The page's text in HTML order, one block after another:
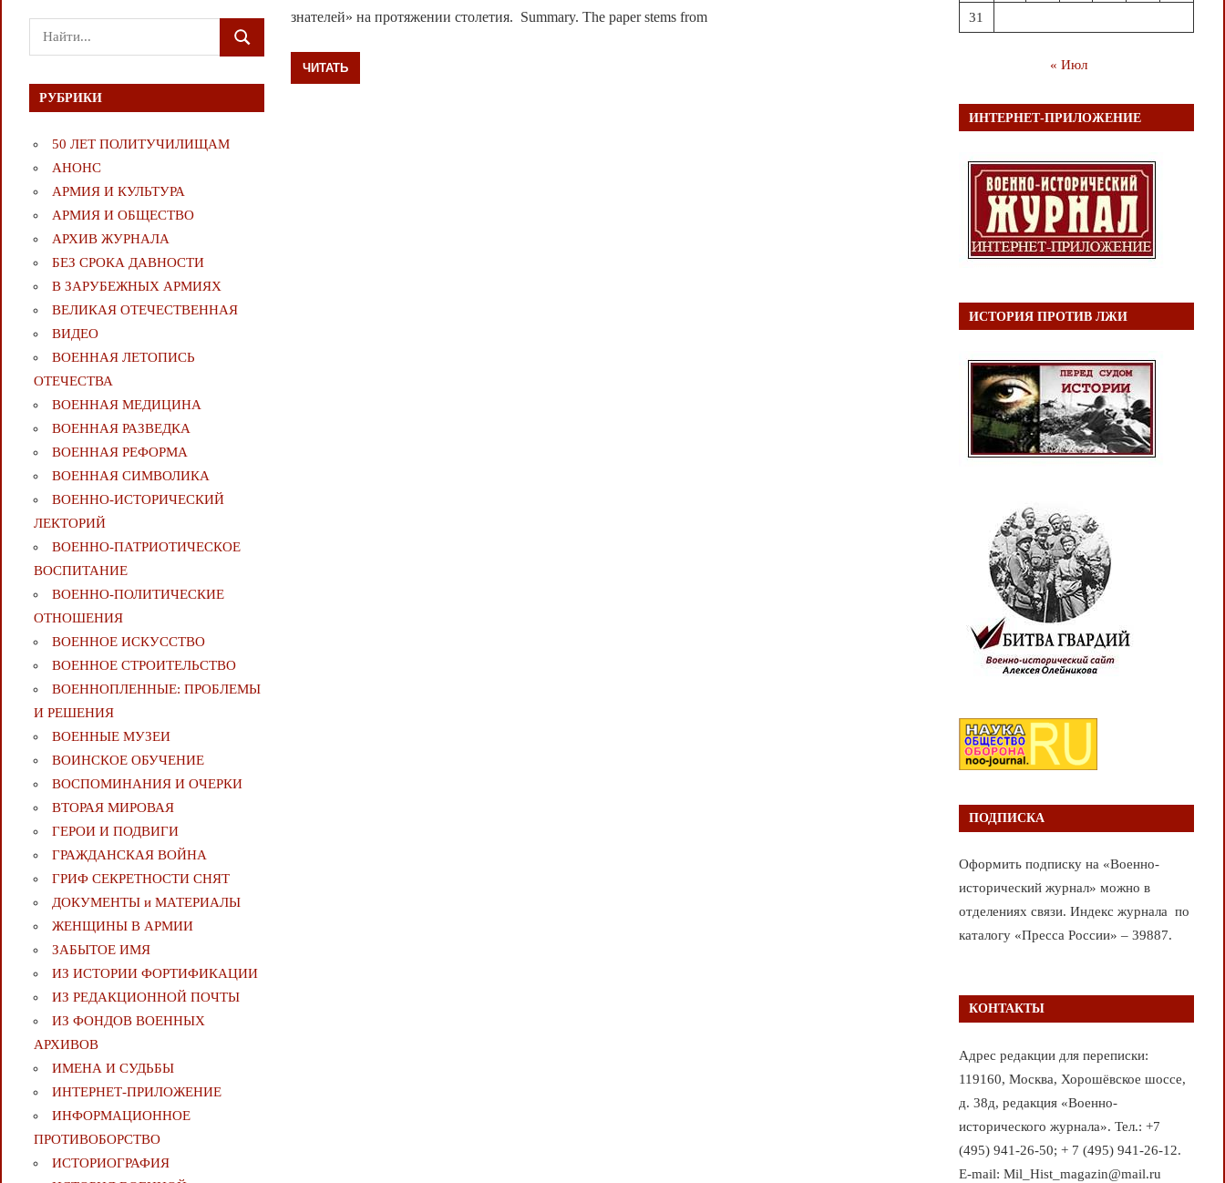
знателей» на протяжении столетия. Summary. The paper stems from
ЧИТАТЬ
Поиск
для:
ПОИСК
РУБРИКИ
50 ЛЕТ ПОЛИТУЧИЛИЩАМ
АНОНС
АРМИЯ И КУЛЬТУРА
АРМИЯ И ОБЩЕСТВО
АРХИВ ЖУРНАЛА
БЕЗ СРОКА ДАВНОСТИ
В ЗАРУБЕЖНЫХ АРМИЯХ
ВЕЛИКАЯ ОТЕЧЕСТВЕННАЯ
ВИДЕО
ВОЕННАЯ ЛЕТОПИСЬ
ОТЕЧЕСТВА
ВОЕННАЯ МЕДИЦИНА
ВОЕННАЯ РАЗВЕДКА
ВОЕННАЯ РЕФОРМА
ВОЕННАЯ СИМВОЛИКА
ВОЕННО-ИСТОРИЧЕСКИЙ
ЛЕКТОРИЙ
ВОЕННО-ПАТРИОТИЧЕСКОЕ
ВОСПИТАНИЕ
ВОЕННО-ПОЛИТИЧЕСКИE
ОТНОШЕНИЯ
ВОЕННОЕ ИСКУССТВО
ВОЕННОЕ СТРОИТЕЛЬСТВО
ВОЕННОПЛЕННЫЕ: ПРОБЛЕМЫ
И РЕШЕНИЯ
ВОЕННЫЕ МУЗЕИ
ВОИНСКОЕ ОБУЧЕНИЕ
ВОСПОМИНАНИЯ И ОЧЕРКИ
ВТОРАЯ МИРОВАЯ
ГЕРОИ И ПОДВИГИ
ГРАЖДАНСКАЯ ВОЙНА
ГРИФ СЕКРЕТНОСТИ СНЯТ
ДОКУМЕНТЫ и МАТЕРИАЛЫ
ЖЕНЩИНЫ В АРМИИ
ЗАБЫТОЕ ИМЯ
ИЗ ИСТОРИИ ФОРТИФИКАЦИИ
ИЗ РЕДАКЦИОННОЙ ПОЧТЫ
ИЗ ФОНДОВ ВОЕННЫХ
АРХИВОВ
ИМЕНА И СУДЬБЫ
ИНТЕРНЕТ-ПРИЛОЖЕНИЕ
ИНФОРМАЦИОННОЕ
ПРОТИВОБОРСТВО
ИСТОРИОГРАФИЯ
31
« Июл
ИНТЕРНЕТ-ПРИЛОЖЕНИЕ
ИСТОРИЯ ПРОТИВ ЛЖИ
ПОДПИСКА
Оформить подписку на «Военно-
исторический журнал» можно в
отделениях связи. Индекс журнала по
каталогу «Пресса России» – 39887.
КОНТАКТЫ
Адрес редакции для переписки:
119160, Москва, Хорошёвское шоссе,
д. 38д, редакция «Военно-
исторического журнала». Тел.: +7
(495) 941-26-50; + 7 (495) 941-26-12.
E-mail: Mil_Hist_magazin@mail.ru